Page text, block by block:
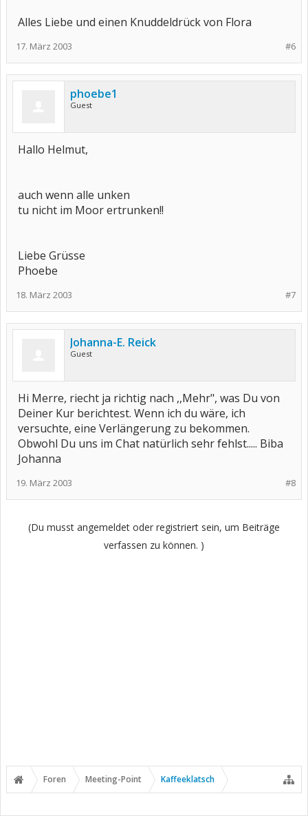
Alles Liebe und einen Knuddeldrück von Flora
#6
17. März 2003
phoebe1
Guest
Hallo Helmut,
auch wenn alle unken
tu nicht im Moor ertrunken!!
Liebe Grüsse
Phoebe
#7
18. März 2003
Johanna-E. Reick
Guest
Hi Merre, riecht ja richtig nach ,,Mehr", was Du von
Deiner Kur berichtest. Wenn ich du wäre, ich
versuchte, eine Verlängerung zu bekommen.
Obwohl Du uns im Chat natürlich sehr fehlst..... Biba
Johanna
#8
19. März 2003
(Du musst angemeldet oder registriert sein, um Beiträge
verfassen zu können. )
Foren Meeting-Point Kaffeeklatsch